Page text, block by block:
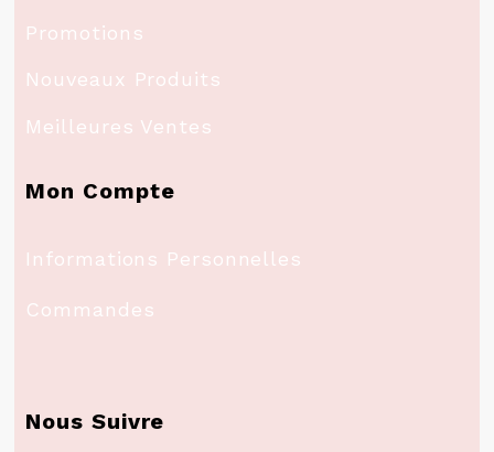
Promotions
Nouveaux Produits
Meilleures Ventes
Mon Compte
Informations Personnelles
Commandes
Nous Suivre